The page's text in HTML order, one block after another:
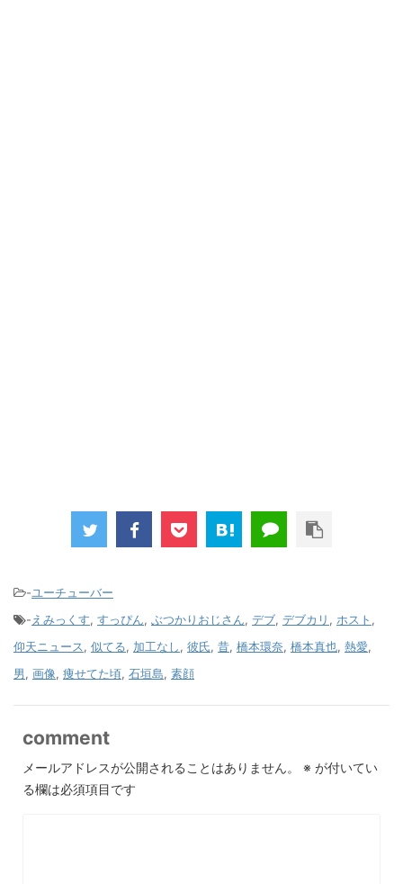
-ユーチューバー
-えみっくす, すっぴん, ぶつかりおじさん, デブ, デブカリ , ホスト ,
仰天ニュース, 似てる, 加工なし, 彼氏, 昔, 橋本環奈, 橋本真也, 熱愛,
男, 画像, 痩せてた頃, 石垣島, 素顔
comment
メールアドレスが公開されることはありません。 ※ が付いてい
る欄は必須項目です